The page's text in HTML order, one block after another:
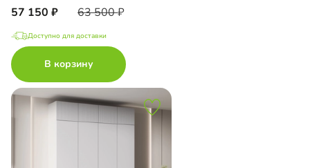
57 150 63 500
Доступно для доставки
В корзину